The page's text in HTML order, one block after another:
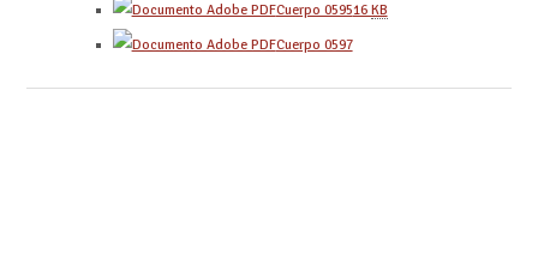
Cuerpo 059516 KB
Cuerpo 0597